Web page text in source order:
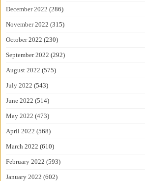
December 2022 (286)
November 2022 (315)
October 2022 (230)
September 2022 (292)
August 2022 (575)
July 2022 (543)
June 2022 (514)
May 2022 (473)
April 2022 (568)
March 2022 (610)
February 2022 (593)
January 2022 (602)